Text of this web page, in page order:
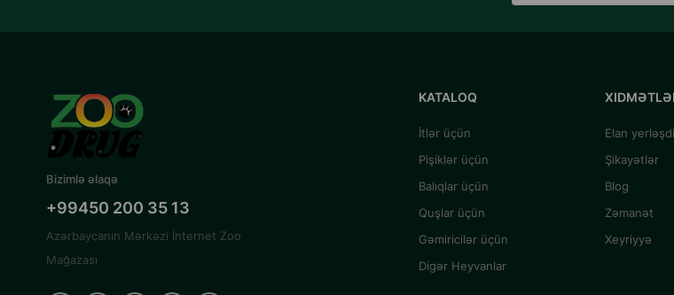
Bizimlə əlaqə
+99450 200 35 13
Azərbaycanın Mərkəzi İnternet Zoo
Mağazası
KATALOQ
İtlər üçün
Pişiklər üçün
Balıqlar üçün
Quşlar üçün
Gəmiricilər üçün
Digər Heyvanlar
Elan
Şikayətlər
Blog
Zəmanət
Xeyriyyə